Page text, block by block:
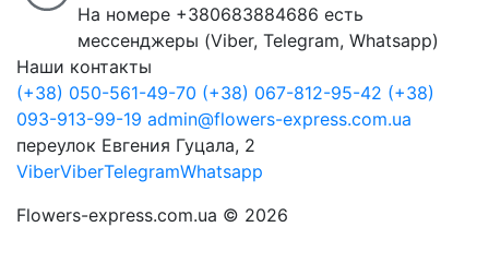
На номере +380683884686 есть
мессенджеры (Viber, Telegram, Whatsapp)
Наши контакты
(+38) 050-561-49-70 (+38) 067-812-95-42 (+38)
093-913-99-19 admin@flowers-express.com.ua
переулок Евгения Гуцала, 2
ViberViberTelegramWhatsapp
Flowers-express.com.ua © 2026